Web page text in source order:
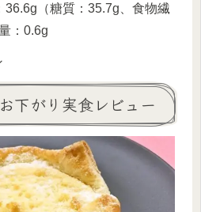
36.6g（糖質：35.7g、食物繊
：0.6g
下がり実食レビュー